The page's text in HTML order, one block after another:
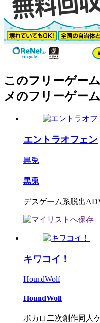
このフリーゲー
メのフリーゲーム
エントラオフェン
黒兎
黒兎
デスゲーム系脱出
キワコイ！
HoundWolf
HoundWolf
ボカロ二次創作同人